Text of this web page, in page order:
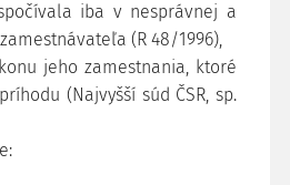
iba v nesprávnej a
(R 48/1996),
jeho zamestnania, ktoré
(Najvyšší súd ČSR, sp.